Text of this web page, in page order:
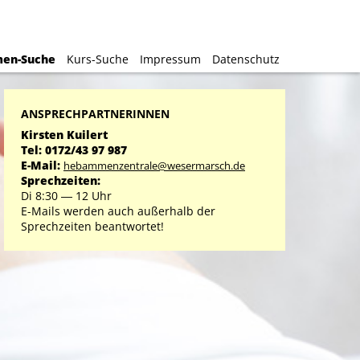
Suche Kurs-Suche Impressum Datenschutz
Suche Kurs-Suche Impressum Datenschutz
ANSPRECHPARTNERINNEN
Kirsten Kuilert
Tel: 0172/43 97 987
E-Mail: hebammenzentrale@wesermarsch.de
Sprechzeiten:
Di 8:30 ― 12 Uhr
E-Mails werden auch außerhalb der
Sprechzeiten beantwortet!